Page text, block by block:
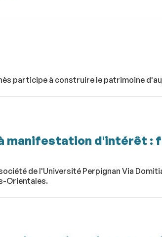
participe à construire le patrimoine
manifestation d'intérêt :
de l'Université Perpignan Via
Orientales.